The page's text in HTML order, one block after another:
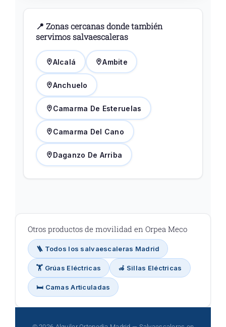
📍 Zonas cercanas donde también
servimos salvaescaleras
Alcalá Ambite
Anchuelo
Camarma De Esteruelas
Camarma Del Cano
Daganzo De Arriba
Otros productos de movilidad en Orpea Meco
🪜 Todos los salvaescaleras Madrid
🏋️ Grúas Eléctricas 🦽 Sillas Eléctricas
🛏️ Camas Articuladas